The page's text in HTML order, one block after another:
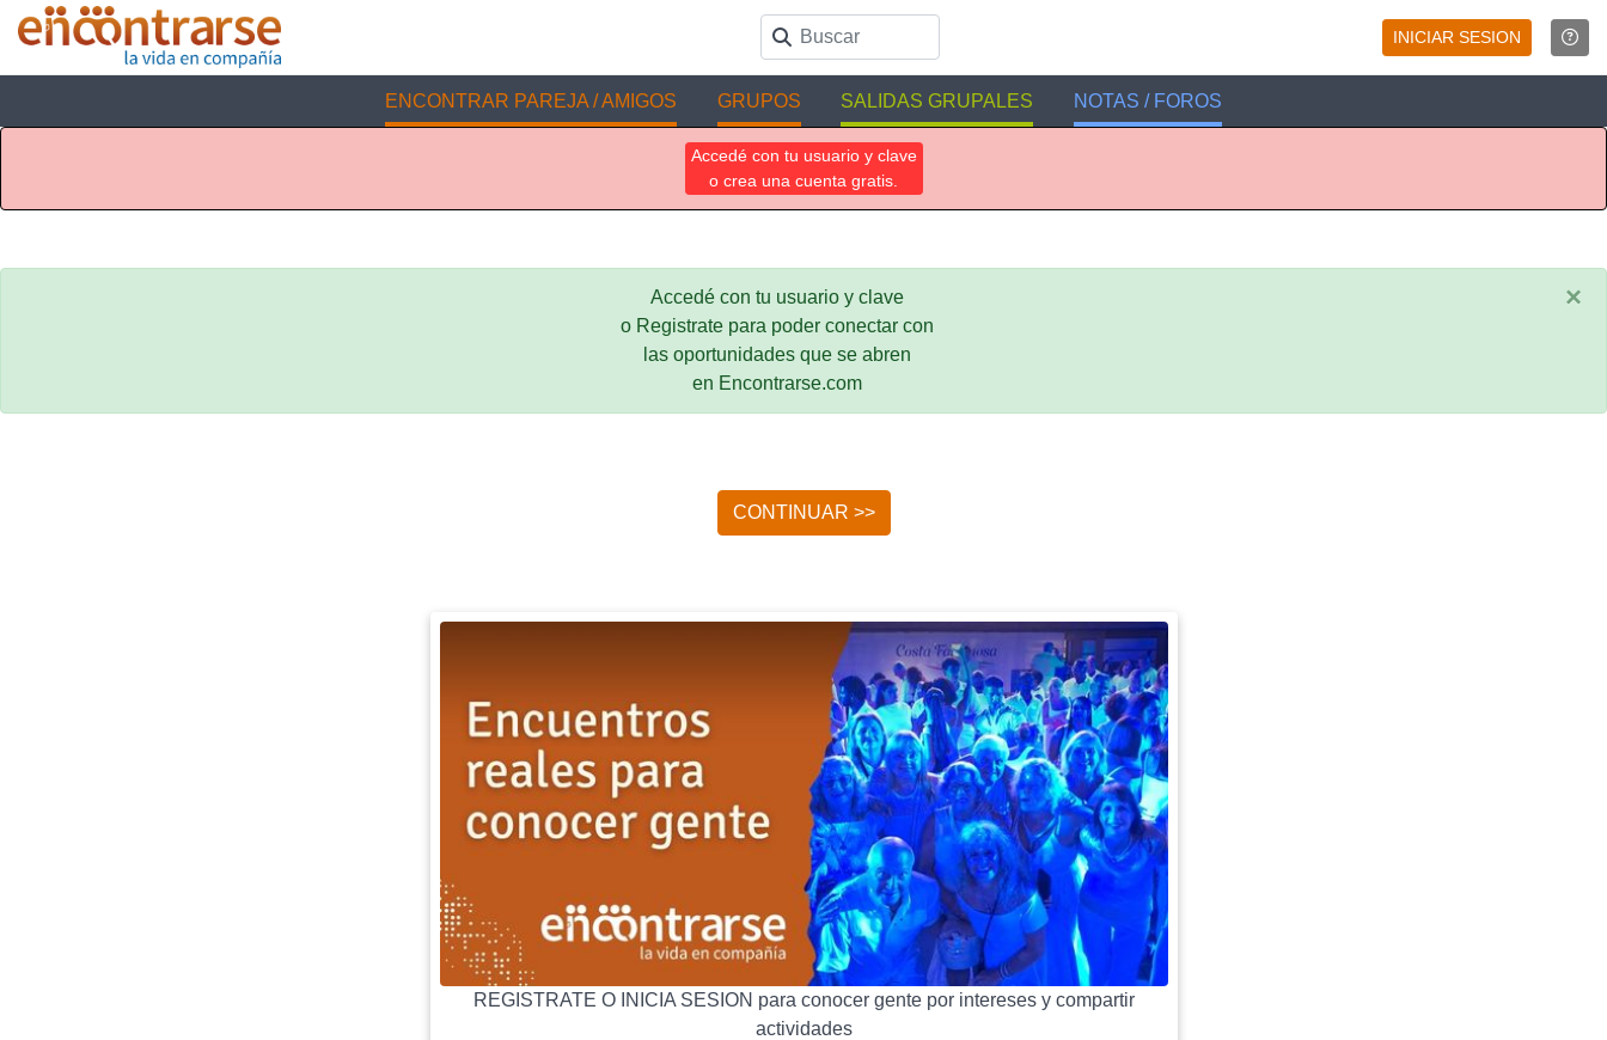
INICIAR SESION
ENCONTRAR PAREJA / AMIGOS GRUPOS SALIDAS GRUPALES NOTAS / FOROS
Accedé con tu usuario y clave
o crea una cuenta gratis.
Accedé con tu usuario y clave
o Registrate para poder conectar con
las oportunidades que se abren
en Encontrarse.com
×
CONTINUAR >>
REGISTRATE O INICIA SESION para conocer gente por intereses y compartir
actividades